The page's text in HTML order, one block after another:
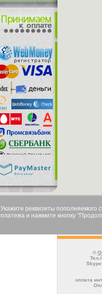
Укажите реквизиты пополняемого
платежа и нажмите кнопку
©
оплата